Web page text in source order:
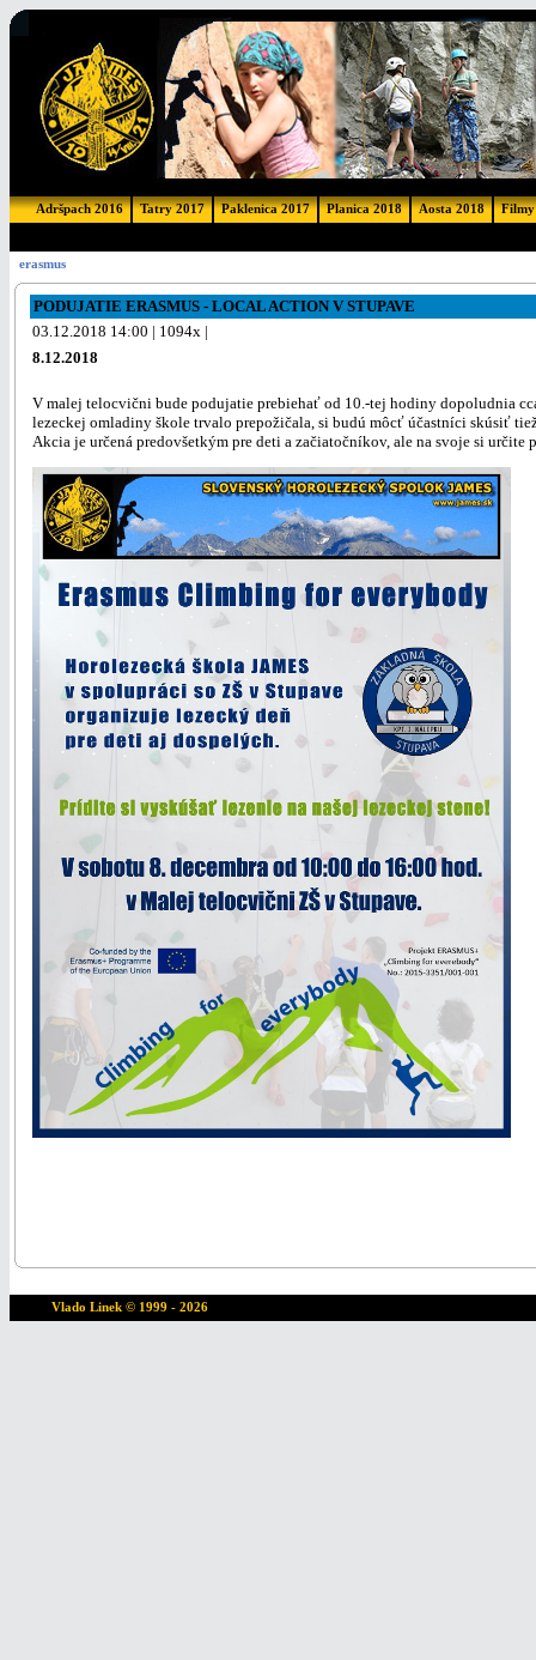
Adršpach 2016 Tatry 2017 Paklenica 2017 Planica 2018 Aosta 2018 Filmy
erasmus
PODUJATIE ERASMUS - LOCAL ACTION V STUPAVE
03.12.2018 14:00 | 1094x |
8.12.2018
V malej telocvični bude podujatie prebiehať od 10.-tej hodiny dopoludnia
lezeckej omladiny škole trvalo prepožičala, si budú môcť účastníci skúsiť
Akcia je určená predovšetkým pre deti a začiatočníkov, ale na svoje si určite
Vlado Linek© 1999 - 2026